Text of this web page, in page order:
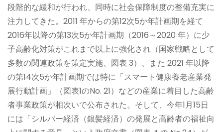
段階的な緩和が行われ、同時に社会保障制度の整備充実に
注力してきた。2011 年からの第12次5か年計画期を経て
2016年以降の第13次5か年計画期（2016～2020 年）に少
子高齢化対策がこれまで以上に強化され（国家戦略として
多数の関連政策を策定実施、図表 3）、また 2021 年以降
の第14次5か年計画期では特に「スマート健康養老産業発
展行動計画」（図表1のNo. 21）などの産業に着目した高齢
者事業政策が相次いで公布された。そして、今年1月15日
には「シルバー経済（銀髪経済）の発展と高齢者の福祉向